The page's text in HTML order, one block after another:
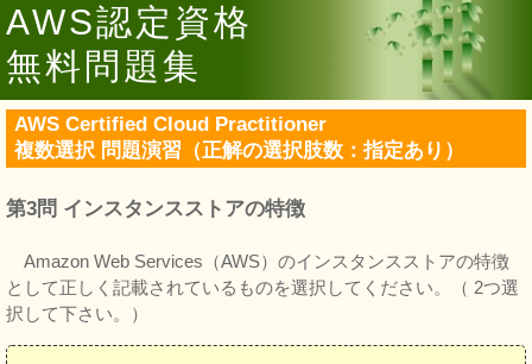
AWS認定資格
無料問題集
AWS Certified Cloud Practitioner
複数選択 問題演習（正解の選択肢数：指定あり）
第3問 インスタンスストアの特徴
Amazon Web Services（AWS）のインスタンスストアの特徴
として正しく記載されているものを選択してください。（ 2つ選
択して下さい。）